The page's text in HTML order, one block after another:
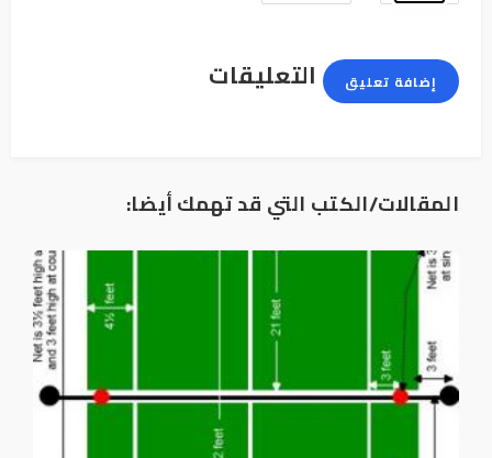
التعليقات إضافة تعليق
المقالات/الكتب التي قد تهمك أيضا: